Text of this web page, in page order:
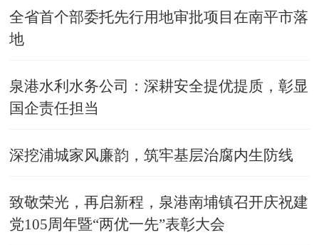
全省首个部委托先行用地审批项目在南平市落
地
泉港水利水务公司：深耕安全提优提质，彰显
国企责任担当
深挖浦城家风廉韵，筑牢基层治腐内生防线
致敬荣光，再启新程，泉港南埔镇召开庆祝建
党105周年暨“两优一先”表彰大会